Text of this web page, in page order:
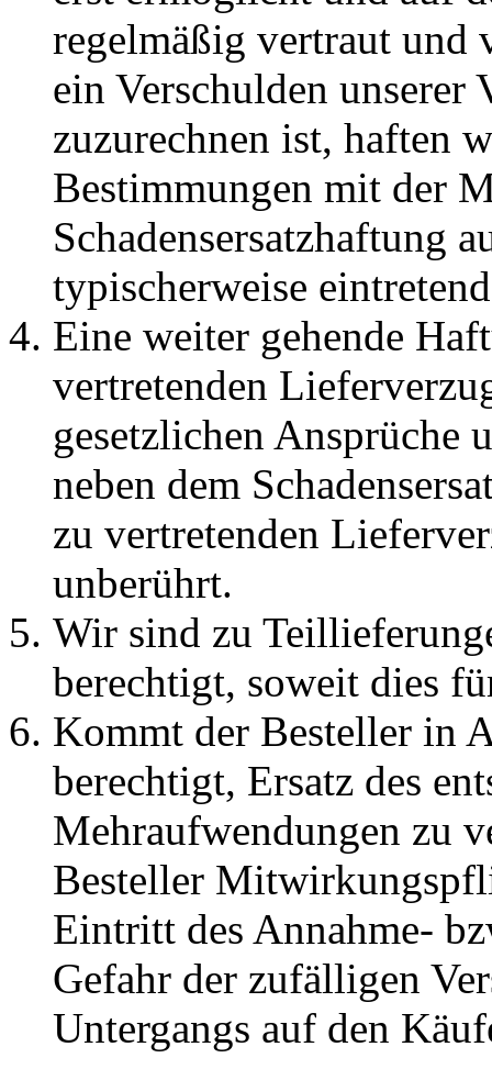
regelmäßig vertraut und
ein Verschulden
zuzurechnen ist, haften
Bestimmungen mit der
Schadensersatzhaftung
typischerweise
Eine weiter gehende
vertretenden
gesetzlichen Ansprüche
neben dem
zu vertretenden
unberührt.
Wir sind zu
berechtigt, soweit dies
Kommt der Besteller in
berechtigt, Ersatz des
Mehraufwendungen zu
Besteller
Eintritt des Annahme-
Gefahr der zufälligen
Untergangs auf den